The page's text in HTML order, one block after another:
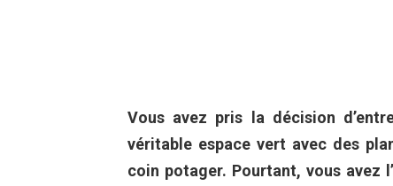
Vous avez pris la décision
véritable espace vert avec des
coin potager. Pourtant, vous avez